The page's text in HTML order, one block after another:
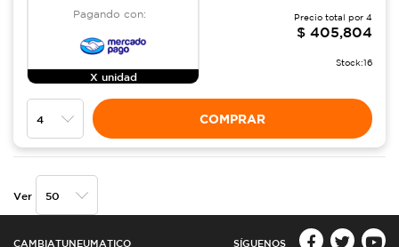
Pagando con:
X unidad
Precio total por 4
$ 405,804
Stock:16
COMPRAR
Ver
CAMBIATUNEUMATICO SÍGUENOS